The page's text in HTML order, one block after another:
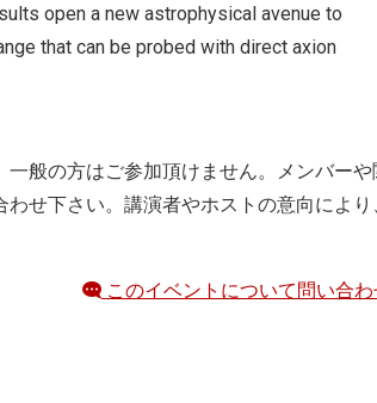
open a new astrophysical avenue to
that can be probed with direct axion
般の方はご参加頂けません。メンバーや
せ下さい。講演者やホストの意向により
このイベントについて問い合わ